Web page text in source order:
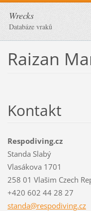
Wrecks
Databáze vraků
Raizan
Kontakt
Respodiving.cz
Standa Slabý
Vlasákova 1701
258 01 Vlašim Czech
+420 602 44 28 27
standa@respodiving.cz